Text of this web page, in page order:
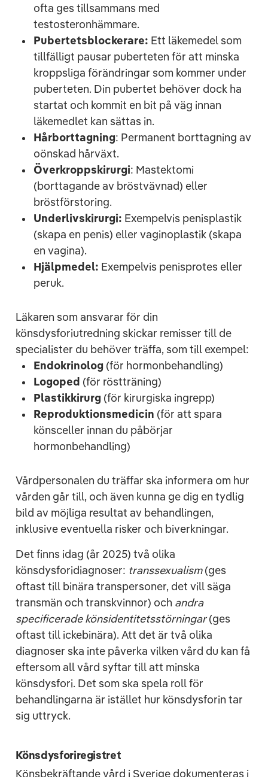
ofta ges tillsammans med
testosteronhämmare.
Pubertetsblockerare: Ett läkemedel som
tillfälligt pausar puberteten för att minska
kroppsliga förändringar som kommer under
puberteten. Din pubertet behöver dock ha
startat och kommit en bit på väg innan
läkemedlet kan sättas in.
Hårborttagning: Permanent borttagning av
oönskad hårväxt.
Överkroppskirurgi: Mastektomi
(borttagande av bröstvävnad) eller
bröstförstoring.
Underlivskirurgi: Exempelvis penisplastik
(skapa en penis) eller vaginoplastik (skapa
en vagina).
Hjälpmedel: Exempelvis penisprotes eller
peruk.
Läkaren som ansvarar för din
könsdysforiutredning skickar remisser till de
specialister du behöver träffa, som till exempel:
Endokrinolog (för hormonbehandling)
Logoped (för röstträning)
Plastikkirurg (för kirurgiska ingrepp)
Reproduktionsmedicin (för att spara
könsceller innan du påbörjar
hormonbehandling)
Vårdpersonalen du träffar ska informera om hur
vården går till, och även kunna ge dig en tydlig
bild av möjliga resultat av behandlingen,
inklusive eventuella risker och biverkningar.
Det finns idag (år 2025) två olika
könsdysforidiagnoser: transsexualism(ges
oftast till binära transpersoner, det vill säga
transmän och transkvinnor) och andra
specificerade könsidentitetsstörningar(ges
oftast till ickebinära). Att det är två olika
diagnoser ska inte påverka vilken vård du kan få
eftersom all vård syftar till att minska
könsdysfori. Det som ska spela roll för
behandlingarna är istället hur könsdysforin tar
sig uttryck.
Könsdysforiregistret
Könsbekräftande vård i Sverige dokumenteras i